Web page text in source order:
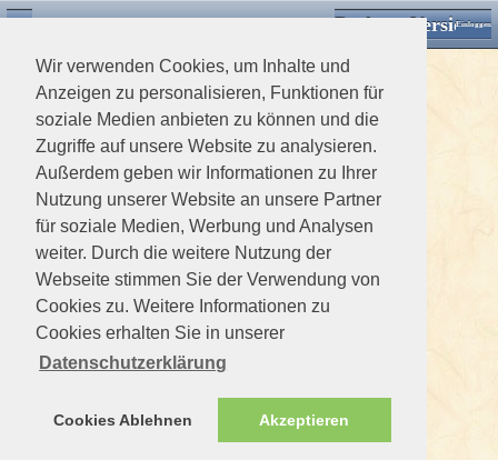
Wir verwenden Cookies, um Inhalte und
Anzeigen zu personalisieren, Funktionen für
soziale Medien anbieten zu können und die
Zugriffe auf unsere Website zu analysieren.
Außerdem geben wir Informationen zu Ihrer
Nutzung unserer Website an unsere Partner
für soziale Medien, Werbung und Analysen
weiter. Durch die weitere Nutzung der
Webseite stimmen Sie der Verwendung von
Cookies zu. Weitere Informationen zu
Cookies erhalten Sie in unserer
Datenschutzerklärung
Cookies Ablehnen Akzeptieren
Desktop VersionEinloggen